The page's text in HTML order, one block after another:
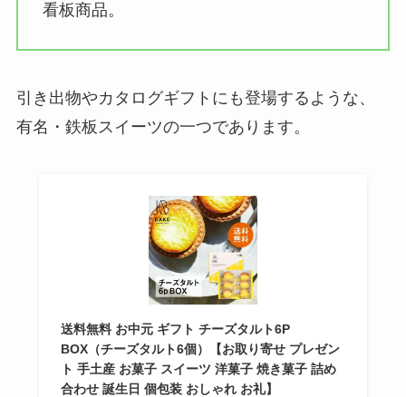
看板商品。
引き出物やカタログギフトにも登場するような、
有名・鉄板スイーツの一つであります。
送料無料 お中元 ギフト チーズタルト6P
BOX（チーズタルト6個）【お取り寄せ プレゼン
ト 手土産 お菓子 スイーツ 洋菓子 焼き菓子 詰め
合わせ 誕生日 個包装 おしゃれ お礼】